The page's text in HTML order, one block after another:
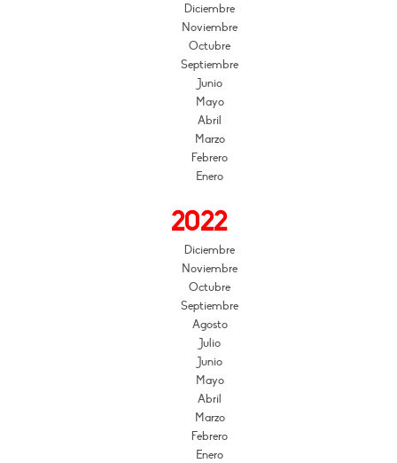
Diciembre
Noviembre
Octubre
Septiembre
Junio
Mayo
Abril
Marzo
Febrero
Enero
2022
Diciembre
Noviembre
Octubre
Septiembre
Agosto
Julio
Junio
Mayo
Abril
Marzo
Febrero
Enero